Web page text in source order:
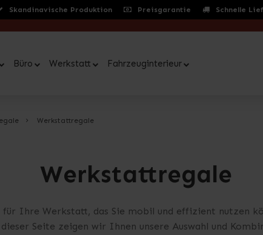
Skandinavische Produktion Preisgarantie Schnelle
Büro Werkstatt Fahrzeuginterieur
Werkstattregale
Werkstattregale
für Ihre Werkstatt, das Sie mobil und effizient nutzen
Seite zeigen wir Ihnen unsere Auswahl und